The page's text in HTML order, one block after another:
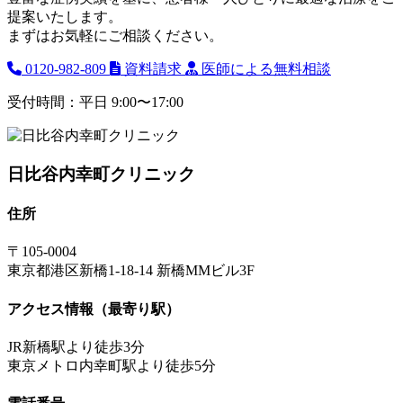
提案いたします。
まずはお気軽にご相談ください。
0120-982-809 資料請求 医師による無料相談
受付時間：平日 9:00〜17:00
日比谷内幸町クリニック
住所
〒105-0004
東京都港区新橋1-18-14 新橋MMビル3F
アクセス情報（最寄り駅）
JR新橋駅より徒歩3分
東京メトロ内幸町駅より徒歩5分